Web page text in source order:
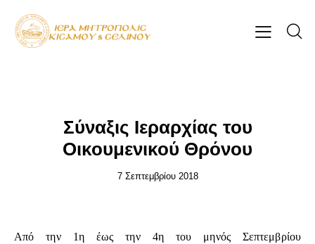
Σύναξις Ιεραρχίας του
Οικουμενικού Θρόνου
7 Σεπτεμβρίου 2018
Από την 1η έως την 4η του μηνός Σεπτεμβρίου